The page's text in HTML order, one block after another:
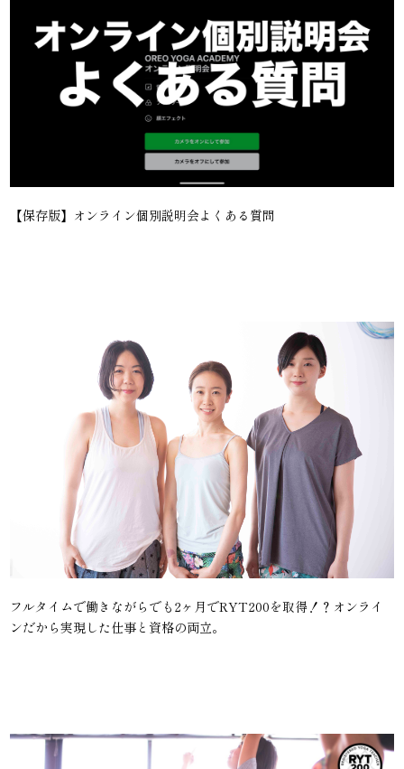
【保存版】オンライン個別説明会よくある質問
フルタイムで働きながらでも2ヶ月でRYT200を取得！？オンライ
ンだから実現した仕事と資格の両立。